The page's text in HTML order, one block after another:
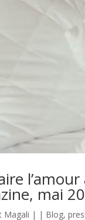
mai
Magali | | Blog,